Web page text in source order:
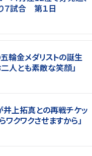
７試合 第１日
輪金メダリストの誕生
二人とも素敵な笑顔」
上拓真との再戦チケッ
クワクさせますから」